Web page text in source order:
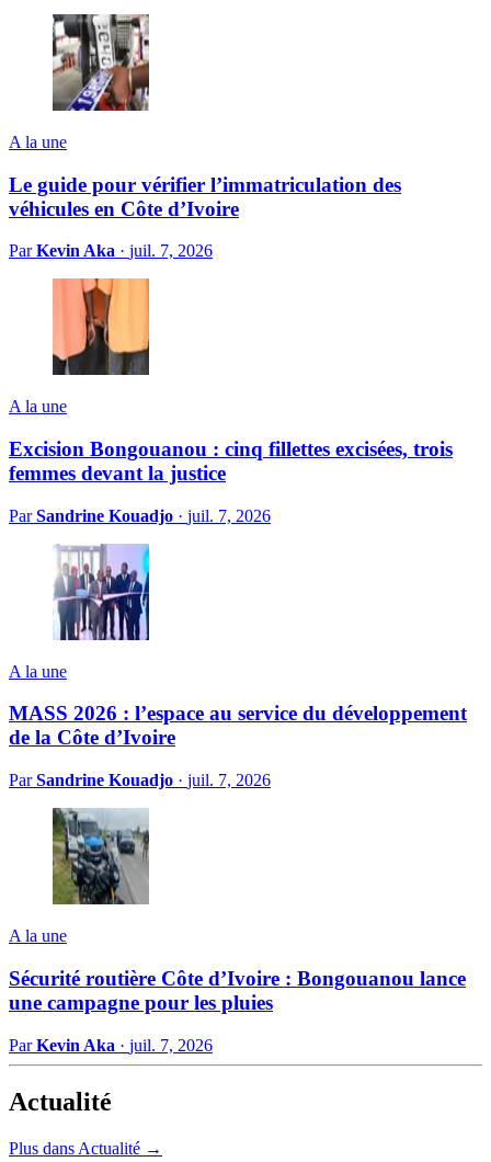
A la une
Le guide pour vérifier l’immatriculation des
véhicules en Côte d’Ivoire
ParKevin Aka · juil. 7, 2026
A la une
Excision Bongouanou : cinq fillettes excisées, trois
femmes devant la justice
ParSandrine Kouadjo · juil. 7, 2026
A la une
MASS 2026 : l’espace au service du développement
de la Côte d’Ivoire
ParSandrine Kouadjo · juil. 7, 2026
A la une
Sécurité routière Côte d’Ivoire : Bongouanou lance
une campagne pour les pluies
ParKevin Aka · juil. 7, 2026
Actualité
Plus dans Actualité →